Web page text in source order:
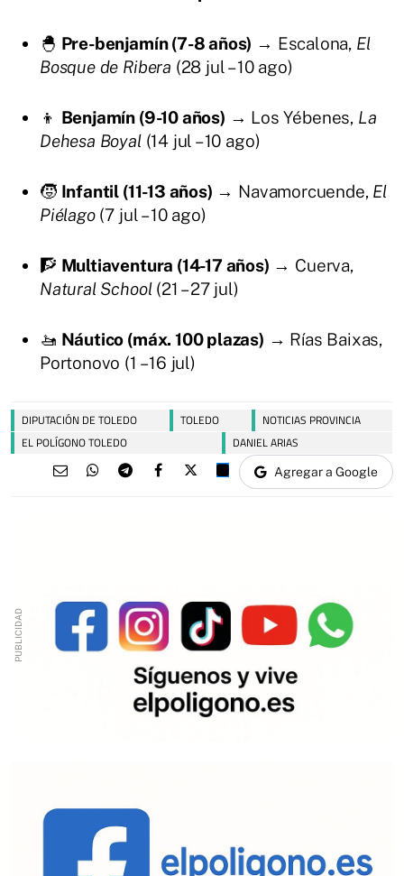
🐣 Pre-benjamín (7-8 años) → Escalona, El
Bosque de Ribera (28 jul – 10 ago)
👦 Benjamín (9-10 años) → Los Yébenes, La
Dehesa Boyal(14 jul – 10 ago)
🧒 Infantil (11-13 años) → Navamorcuende, El
Piélago(7 jul – 10 ago)
🧗 Multiaventura (14-17 años) → Cuerva,
Natural School(21 – 27 jul)
🚤 Náutico (máx. 100 plazas) → Rías Baixas,
Portonovo (1 – 16 jul)
DIPUTACIÓN DE TOLEDO TOLEDO
NOTICIAS PROVINCIA
EL POLÍGONO TOLEDO
DANIEL ARIAS
Agregar a Google